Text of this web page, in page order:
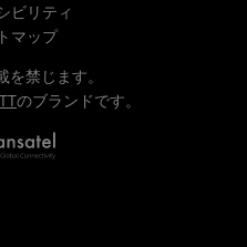
ビリティ
マップ
禁じます。
のブランドです。